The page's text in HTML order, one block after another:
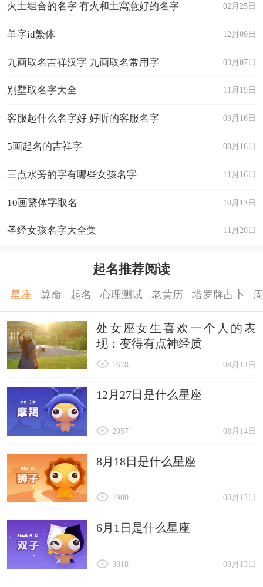
02月25日
火土组合的名字 有火和土寓意好的名字
12月09日
单字id繁体
03月07日
九画取名吉祥汉字 九画取名常用字
11月19日
别墅取名字大全
03月16日
客服起什么名字好 好听的客服名字
08月16日
5画起名的吉祥字
11月16日
三点水旁的字有哪些女孩名字
10月13日
10画繁体字取名
11月20日
圣经女孩名字大全集
起名推荐阅读
星座 算命 起名 心理测试 老黄历 塔罗牌占卜
处女座女生喜欢一个人的表
现：变得有点神经质
08月14日
1678
12月27日是什么星座
08月14日
2057
8月18日是什么星座
08月13日
1900
6月1日是什么星座
08月13日
3818